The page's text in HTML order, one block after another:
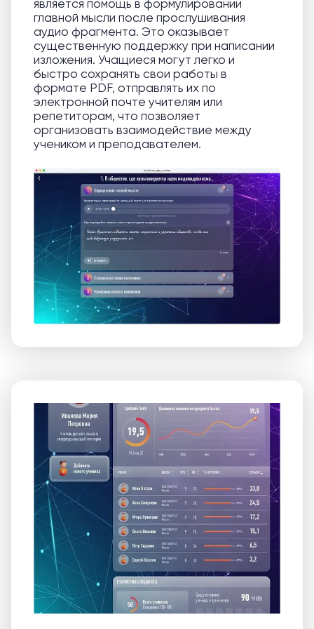
является помощь в формулировании
главной мысли после прослушивания
аудио фрагмента. Это оказывает
существенную поддержку при написании
изложения. Учащиеся могут легко и
быстро сохранять свои работы в
формате PDF, отправлять их по
электронной почте учителям или
репетиторам, что позволяет
организовать взаимодействие между
учеником и преподавателем.